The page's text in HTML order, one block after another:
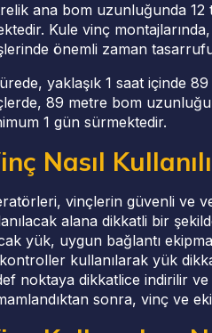
ana bom uzunluğunda 12
Kule vinç
önemli zaman
yaklaşık 1 saat içinde
89 metre bom
1 gün sürmektedir.
Nasıl
vinçlerin güvenli ve
alana dikkatli bir
yük, uygun bağlantı
kullanılarak yük
noktaya dikkatlice indirilir
sonra, vinç ve